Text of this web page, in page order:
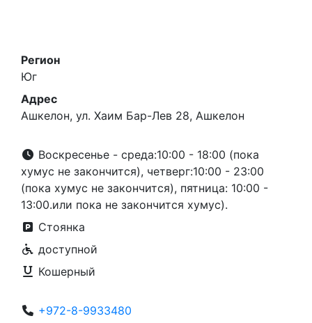
Регион
Юг
Адрес
Ашкелон, ул. Хаим Бар-Лев 28, Ашкелон
Воскресенье - среда:10:00 - 18:00 (пока
хумус не закончится), четверг:10:00 - 23:00
(пока хумус не закончится), пятница: 10:00 -
13:00.или пока не закончится хумус).
Стоянка
доступной
Кошерный
+972-8-9933480